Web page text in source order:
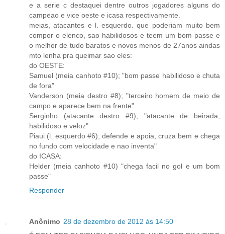
e a serie c destaquei dentre outros jogadores alguns do
campeao e vice oeste e icasa respectivamente.
meias, atacantes e l. esquerdo. que poderiam muito bem
compor o elenco, sao habilidosos e teem um bom passe e
o melhor de tudo baratos e novos menos de 27anos aindas
mto lenha pra queimar sao eles:
do OESTE:
Samuel (meia canhoto #10); "bom passe habilidoso e chuta
de fora"
Vanderson (meia destro #8); "terceiro homem de meio de
campo e aparece bem na frente"
Serginho (atacante destro #9); "atacante de beirada,
habilidoso e veloz"
Piaui (l. esquerdo #6); defende e apoia, cruza bem e chega
no fundo com velocidade e nao inventa"
do ICASA:
Helder (meia canhoto #10) "chega facil no gol e um bom
passe"
Responder
Anônimo 28 de dezembro de 2012 às 14:50